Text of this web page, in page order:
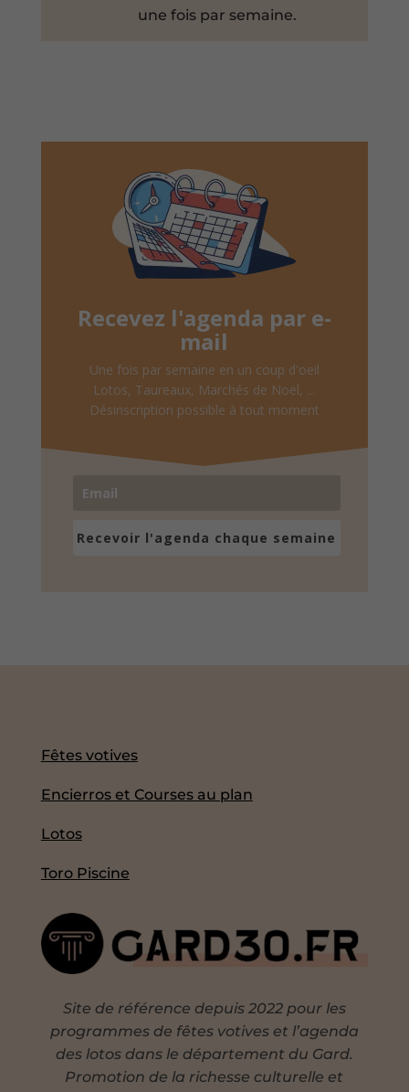
une fois par semaine.
Recevez l'agenda par e-
mail
Une fois par semaine en un coup d'oeil
Lotos, Taureaux, Marchés de Noël, ...
Désinscription possible à tout moment
Recevoir l'agenda chaque semaine
Fêtes votives
Encierros et Courses au plan
Lotos
Toro Piscine
Site de référence depuis 2022 pour les
programmes de fêtes votives et l’agenda
des lotos dans le département du Gard.
Promotion de la richesse culturelle et